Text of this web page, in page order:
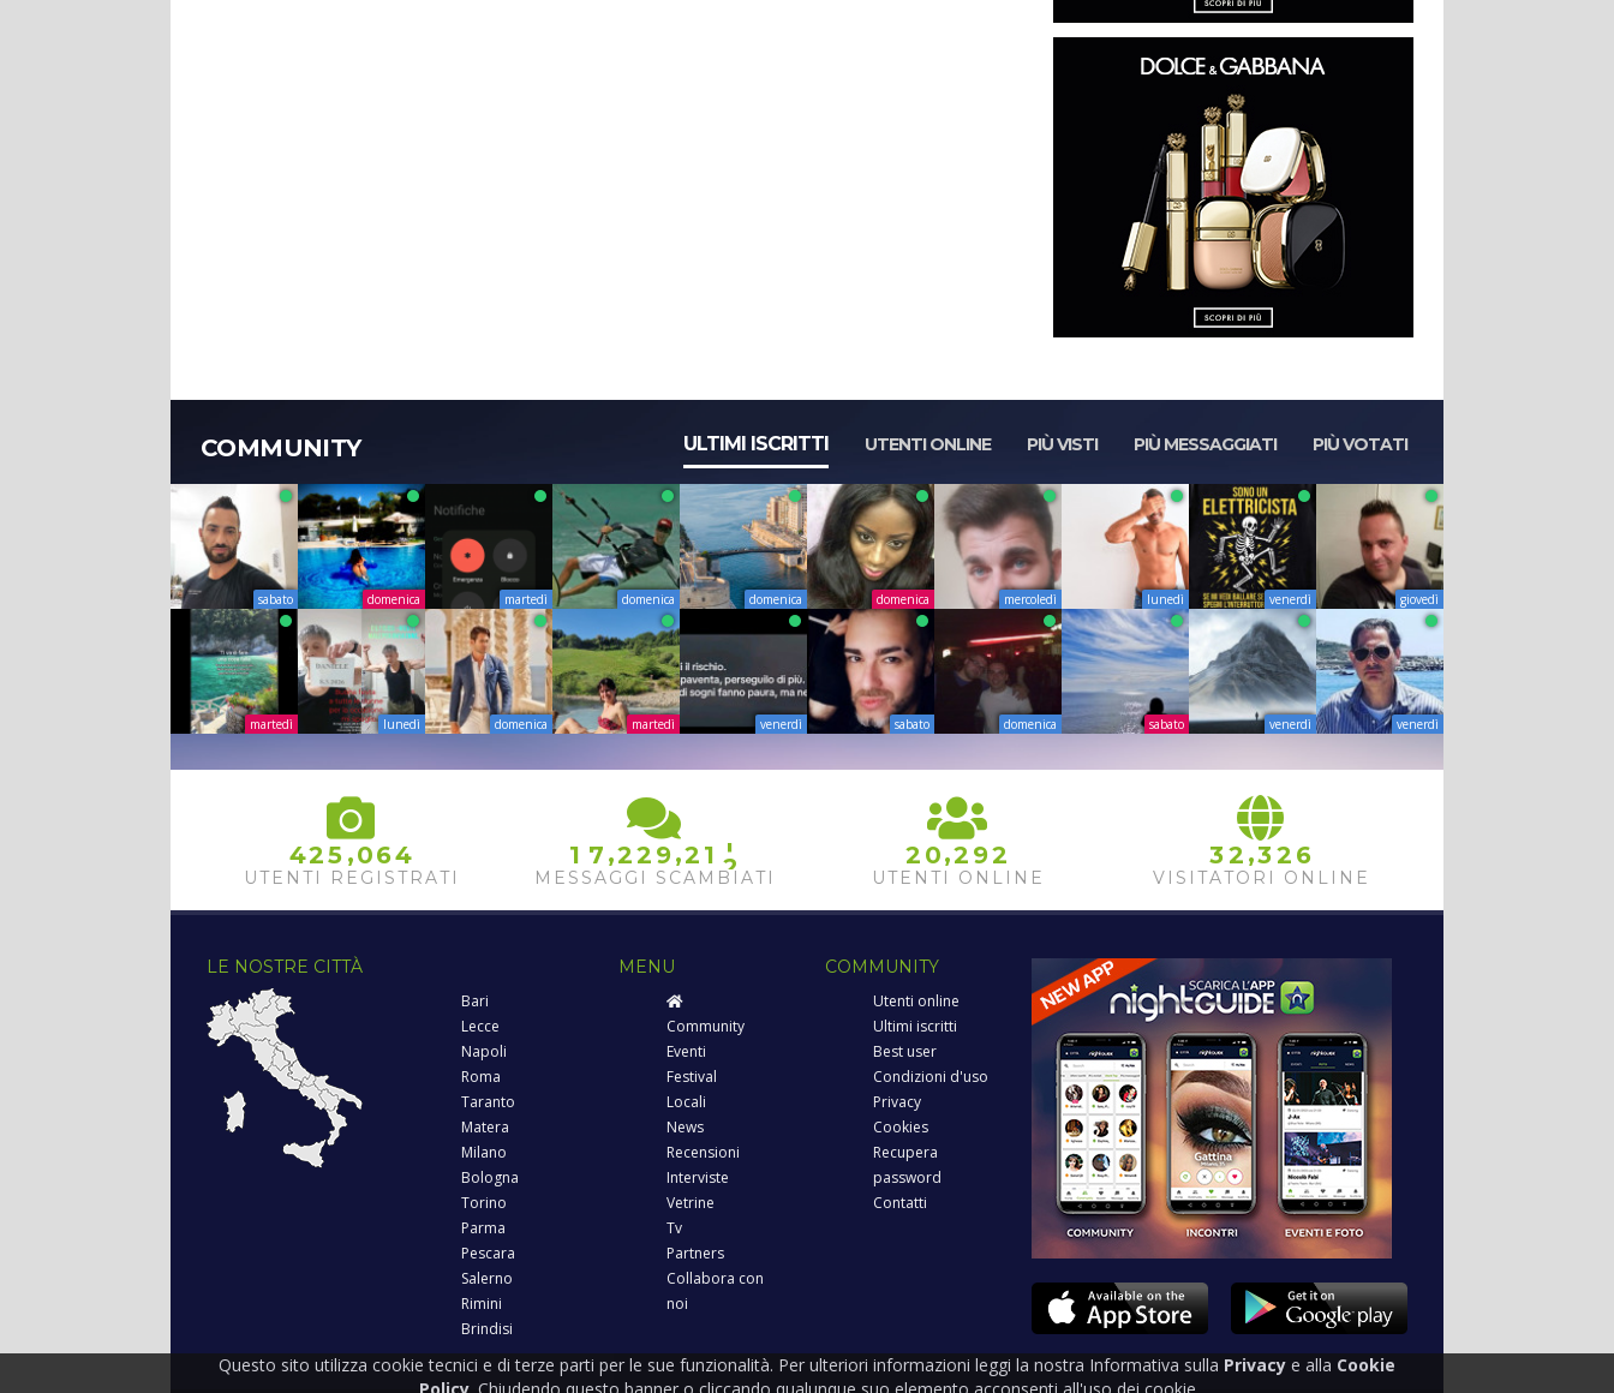
COMMUNITY ULTIMI ISCRITTI UTENTI ONLINE PIÙ VISTI PIÙ MESSAGGIATI PIÙ VOTATI
sabato domenica martedì domenica domenica domenica mercoledì lunedì venerdì giovedì
martedì lunedì domenica martedì venerdì sabato domenica sabato venerdì venerdì
425 ,064
UTENTI REGISTRATI
1 7 ,22 9,2 1 2
MESSAGGI SCAMBIATI
2 0,2 92
UTENTI ONLINE
32 ,32 6
VISITATORI ONLINE
LE NOSTRE CITTÀ
Bari
Lecce
Napoli
Roma
Taranto
Matera
Milano
Bologna
Torino
Parma
Pescara
Salerno
Rimini
Brindisi
MENU
Community
Eventi
Festival
Locali
News
Recensioni
Interviste
Vetrine
Tv
Partners
Collabora con
noi
COMMUNITY
Utenti online
Ultimi iscritti
Best user
Condizioni d'uso
Privacy
Cookies
Recupera
password
Contatti
Questo sito utilizza cookie tecnici e di terze parti per le sue funzionalità. Per ulteriori informazioni leggi la nostra Informativa sulla Privacy e alla Cookie
Policy. Chiudendo questo banner o cliccando qualunque suo elemento acconsenti all'uso dei cookie